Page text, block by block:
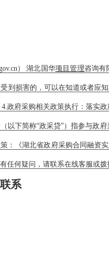
） 湖北国华项目管理咨询有
到损害的，可以在知道或者
政府采购相关政策执行：落
以下简称“政采贷”）指参与政
《湖北省政府采购合同融资
何疑问，请联系在线客服或拨打
系